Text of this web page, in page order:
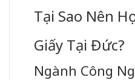
Tại Sao Nên
Giấy Tại Đức?
Ngành Công